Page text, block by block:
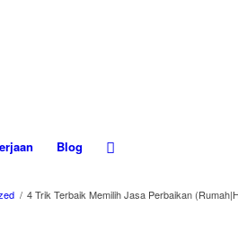
Blog
/ 4 Trik Terbaik Memilih Jasa Perbaikan